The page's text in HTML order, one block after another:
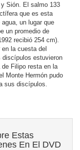
Sión. El salmo 133
que es esta
un lugar que
un promedio de
recibió 254 cm).
la cuesta del
discípulos estuvieron
de Filipo resta en la
Monte Hermón pudo
sus discípulos.
Estas
En El DVD